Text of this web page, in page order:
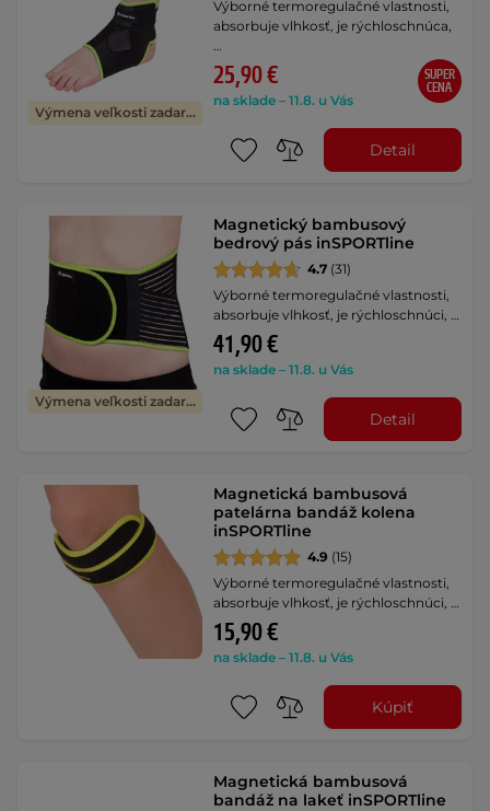
Výmena veľkosti zadarmo
Výborné termoregulačné vlastnosti,
absorbuje vlhkosť, je rýchloschnúca,
…
25,90 €
na sklade – 11.8. u Vás
SUPER
CENA
Detail
Výmena veľkosti zadarmo
Magnetický bambusový
bedrový pás inSPORTline
4.7 (31)
Výborné termoregulačné vlastnosti,
absorbuje vlhkosť, je rýchloschnúci, …
41,90 €
na sklade – 11.8. u Vás
Detail
Magnetická bambusová
patelárna bandáž kolena
inSPORTline
4.9 (15)
Výborné termoregulačné vlastnosti,
absorbuje vlhkosť, je rýchloschnúci, …
15,90 €
na sklade – 11.8. u Vás
Kúpiť
Magnetická bambusová
bandáž na lakeť inSPORTline